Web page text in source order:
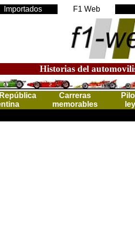
Importados F1 Web
Historias del
Carreras
memorables